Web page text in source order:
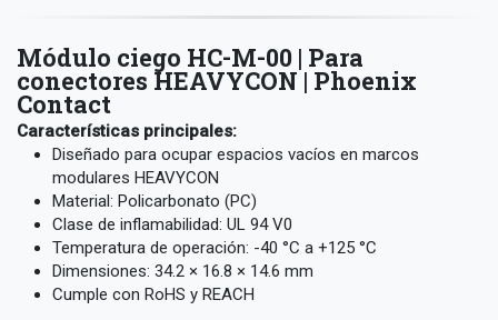
Módulo ciego HC-M-00 | Para
conectores HEAVYCON | Phoenix
Contact
Características principales:
Diseñado para ocupar espacios vacíos en marcos
modulares HEAVYCON
Material: Policarbonato (PC)
Clase de inflamabilidad: UL 94 V0
Temperatura de operación: -40 °C a +125 °C
Dimensiones: 34.2 × 16.8 × 14.6 mm
Cumple con RoHS y REACH